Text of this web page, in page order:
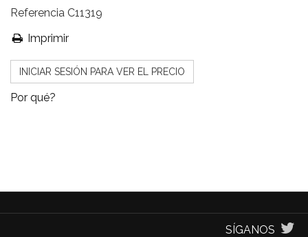
Referencia C11319
Imprimir
INICIAR SESIÓN PARA VER EL PRECIO
Por qué?
SÍGANOS